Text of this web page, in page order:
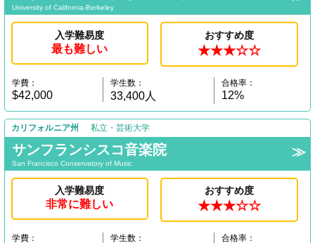
University of California-Berkeley
入学難易度
最も難しい
おすすめ度
★★★☆☆
学費：
$42,000
学生数：
33,400人
合格率：
12%
カリフォルニア州 私立・芸術大学
サンフランシスコ音楽院
San Francisco Conservatory of Music
入学難易度
非常に難しい
おすすめ度
★★★☆☆
学費： 学生数： 合格率：